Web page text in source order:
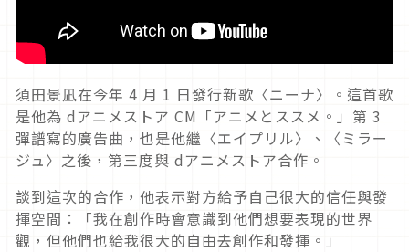
須田景凪在今年 4 月 1 日發行新歌〈ニーナ〉 。 這首歌
是他為 d アニメストア CM 「アニメとススメ。」第 3
彈譜寫的廣告曲，也是他繼〈エイプリル〉、〈ミラー
ジュ〉之後 ， 第三度與 dアニメストア合作 。
談到這次的合作，他表示對方給予自己很大的信任與發
揮空間：「我在創作時會意識到他們想要表現的世界
觀，但他們也給我很大的自由去創作和發揮。 」